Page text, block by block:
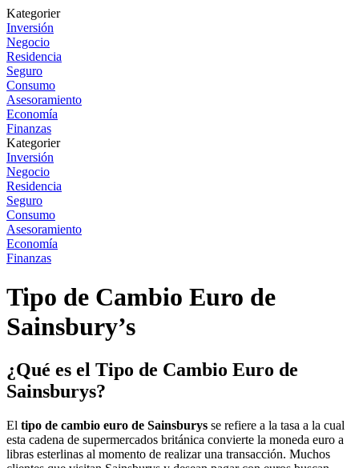
Kategorier
Inversión
Negocio
Residencia
Seguro
Consumo
Asesoramiento
Economía
Finanzas
Kategorier
Inversión
Negocio
Residencia
Seguro
Consumo
Asesoramiento
Economía
Finanzas
Tipo de Cambio Euro de
Sainsbury’s
¿Qué es el Tipo de Cambio Euro de
Sainsburys?
El tipo de cambio euro de Sainsburys se refiere a la tasa a la cual
esta cadena de supermercados británica convierte la moneda euro a
libras esterlinas al momento de realizar una transacción. Muchos